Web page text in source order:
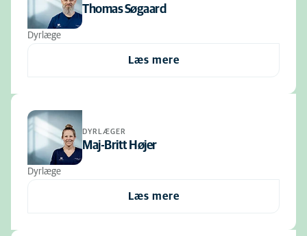
Thomas Søgaard
Dyrlæge
Læs mere
DYRLÆGER
Maj-Britt Højer
Dyrlæge
Læs mere